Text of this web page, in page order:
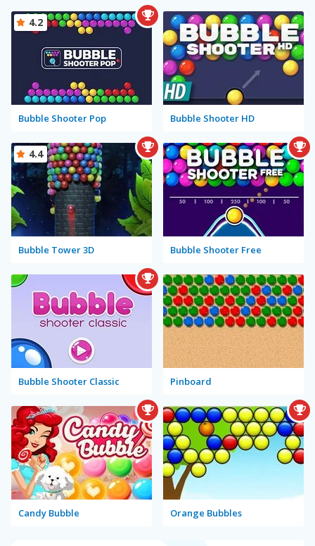
Bubble Shooter Pop
4.2
Bubble Shooter HD
Bubble Tower 3D
4.4
Bubble Shooter Free
Bubble Shooter Classic Pinboard
Candy Bubble Orange Bubbles